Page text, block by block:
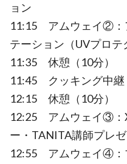
ョン
11:15 アムウェイ②：
テーション（UVプロテ
11:35 休憩（10分）
11:45 クッキング中継
12:15 休憩（10分）
12:25 アムウェイ③：
ー・TANITA講師プレ
12:55 アムウェイ④：